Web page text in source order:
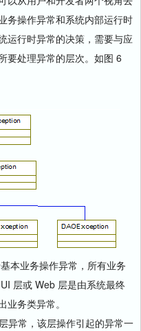
务操作异常和系统内部运行时
运行时异常的决策，需要与应
要处理异常的层次。如图 6
业务操作异常，所有业务
层或 Web 层是由系统最终
务类异常。
异常，该层操作引起的异常一